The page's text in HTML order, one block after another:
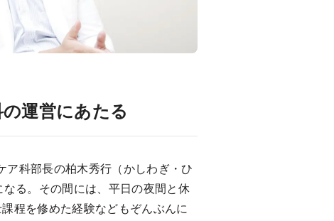
運営にあたる
科部長の柏木秀行（かしわぎ・ひ
る。その間には、平日の夜間と休
程を修めた経験などもぞんぶんに